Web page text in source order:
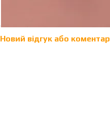
Новий відгук або коментар